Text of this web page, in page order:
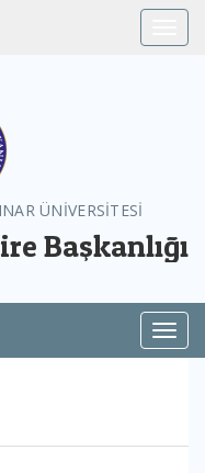
ÜNİVERSİTESİ
Başkanlığı